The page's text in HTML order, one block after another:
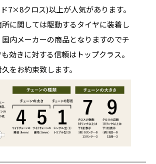
7×8クロス)以上が人気があります。
所に関しては駆動するタイヤに装着し
内メーカーの商品となりますのでチ
効きに対する信頼はトップクラス。
をお約束致します。